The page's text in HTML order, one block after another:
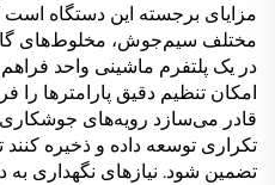
مزایای برجسته این دستگاه است
مختلف سیم‌جوش، مخلوط‌های
در یک پلتفرم ماشینی واحد
امکان تنظیم دقیق پارامترها را
قادر می‌سازد رویه‌های
تکراری توسعه داده و ذخیره کنند
تضمین شود. نیازهای نگهداری